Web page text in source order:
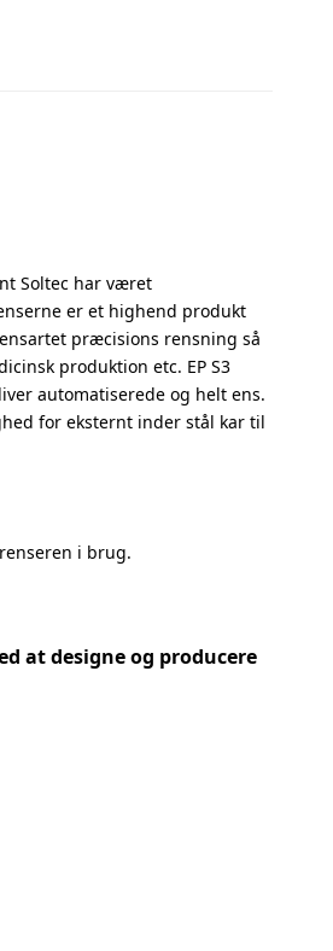
Soltec har været
er et highend produkt
præcisions rensning så
produktion etc. EP S3
automatiserede og helt ens.
for eksternt inder stål kar til
i brug.
at designe og producere